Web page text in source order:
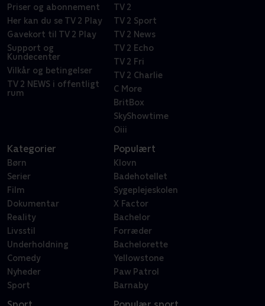
Priser og abonnement
Her kan du se TV 2 Play
Gavekort til TV 2 Play
Support og
Kundecenter
Vilkår og betingelser
TV 2 NEWS i offentligt
rum
TV 2
TV 2 Sport
TV 2 News
TV 2 Echo
TV 2 Fri
TV 2 Charlie
C More
BritBox
SkyShowtime
Oiii
Kategorier
Børn
Serier
Film
Dokumentar
Reality
Livsstil
Underholdning
Comedy
Nyheder
Sport
Populært
Klovn
Badehotellet
Sygeplejeskolen
X Factor
Bachelor
Forræder
Bachelorette
Yellowstone
Paw Patrol
Barnaby